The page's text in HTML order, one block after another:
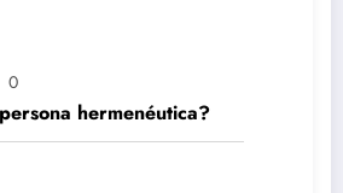
0
hermenéutica?